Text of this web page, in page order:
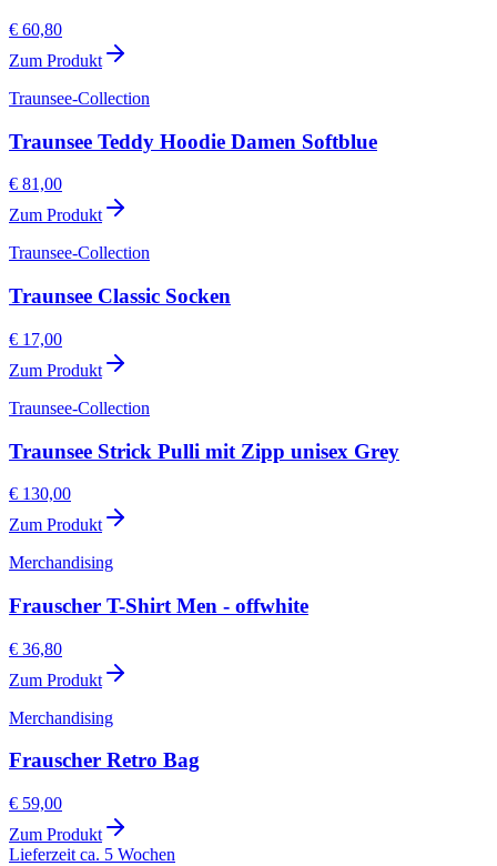
€ 60,80
Zum Produkt
Traunsee-Collection
Traunsee Teddy Hoodie Damen Softblue
€ 81,00
Zum Produkt
Traunsee-Collection
Traunsee Classic Socken
€ 17,00
Zum Produkt
Traunsee-Collection
Traunsee Strick Pulli mit Zipp unisex Grey
€ 130,00
Zum Produkt
Merchandising
Frauscher T-Shirt Men - offwhite
€ 36,80
Zum Produkt
Merchandising
Frauscher Retro Bag
€ 59,00
Zum Produkt
Lieferzeit ca. 5 Wochen